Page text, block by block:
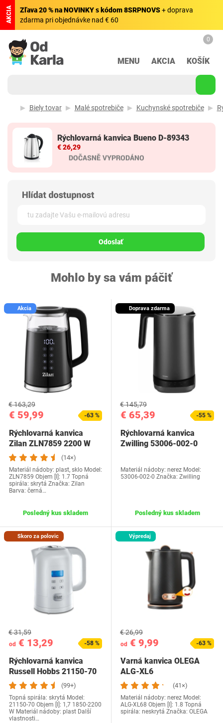
AKCIA Zľava 20 % na NOVINKY s kódom 8SRPNOVS+ doprava
zdarma pri objednávke nad € 60
MENU AKCIA
0
KOŠÍK
Biely tovar Malé spotrebiče Kuchynské spotrebiče
Rýchlovarná kanvica Bueno D-89343
€ 26,29
Odoslať
Mohlo by sa vám páčiť
Akcia
€ 59,99
€ 163,29
-63 %
Rýchlovarná kanvica
Zilan ZLN7859 2200 W
(14×)
Materiál nádoby: plast, sklo Model:
ZLN7859 Objem [l]: 1.7 Topná
spirála: skrytá Značka: Zilan
Barva: černá…
Posledný kus skladem
Doprava zdarma
€ 65,39
€ 145,79
-55 %
Rýchlovarná kanvica
Zwilling 53006-002-0
Materiál nádoby: nerez Model:
53006-002-0 Značka: Zwilling
Posledný kus skladem
Skoro za polovic
od € 13,29
€ 31,59
-58 %
Rýchlovarná kanvica
Russell Hobbs 21150-70
(99+)
Topná spirála: skrytá Model:
21150-70 Objem [l]: 1,7 1850-2200
W Materiál nádoby: plast Další
vlastnosti…
Výpredaj
od € 9,99
€ 26,99
-63 %
Varná kanvica OLEGA
ALG-XL6
(41×)
Materiál nádoby: nerez Model:
ALG-XL68 Objem [l]: 1.8 Topná
spirála: neskrytá Značka: OLEGA